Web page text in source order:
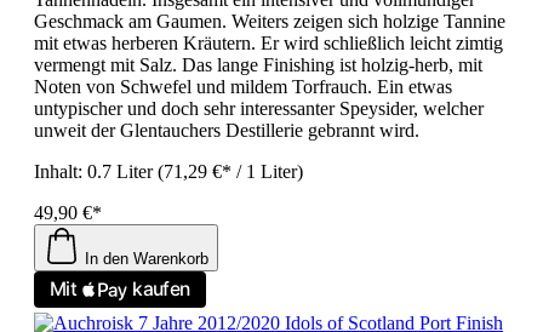
Geschmack am Gaumen. Weiters zeigen sich holzige Tannine
mit etwas herberen Kräutern. Er wird schließlich leicht zimtig
vermengt mit Salz. Das lange Finishing ist holzig-herb, mit
Noten von Schwefel und mildem Torfrauch. Ein etwas
untypischer und doch sehr interessanter Speysider, welcher
unweit der Glentauchers Destillerie gebrannt wird.
Inhalt: 0.7 Liter(71,29 €* / 1 Liter)
49,90 €*
In den Warenkorb